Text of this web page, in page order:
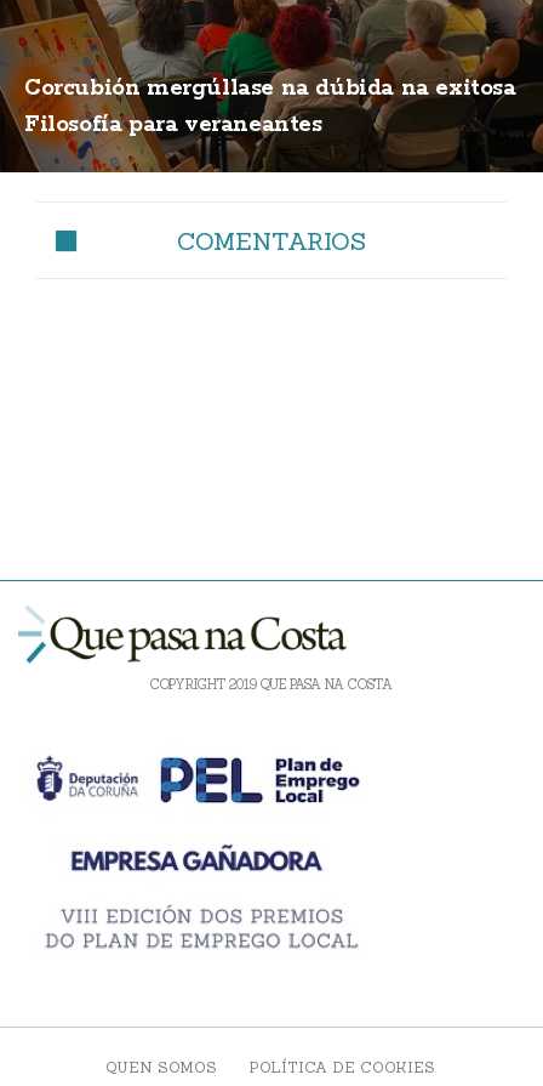
Corcubión mergúllase na dúbida na exitosa
Filosofía para veraneantes
COMENTARIOS
COPYRIGHT 2019 QUE PASA NA COSTA
QUEN SOMOS POLÍTICA DE COOKIES